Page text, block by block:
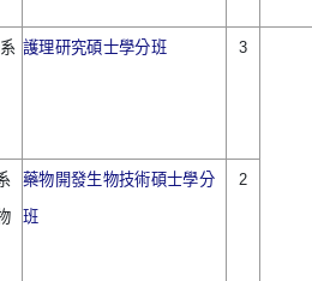
護理研究碩士學分班 3
藥物開發生物技術碩士學分
班
2